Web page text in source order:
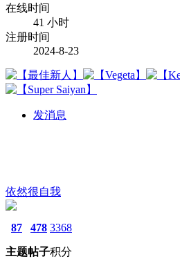
在线时间
41 小时
注册时间
2024-8-23
发消息
依然很自我
87
主题
478
帖子
3368
积分